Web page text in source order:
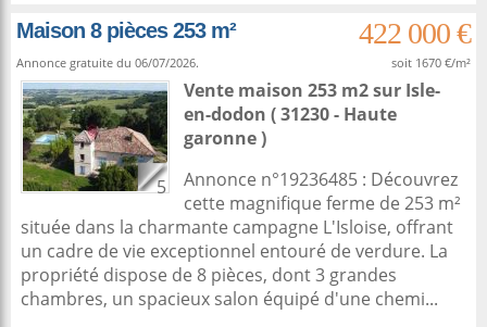
Maison 8 pièces 253 m²
422 000 €
Annonce gratuite du 06/07/2026. soit 1670 €/m²
5
Vente maison 253 m2sur Isle-
en-dodon ( 31230 - Haute
garonne )
Annonce n°19236485 : Découvrez
cette magnifique ferme de 253 m²
située dans la charmante campagne L'Isloise, offrant
un cadre de vie exceptionnel entouré de verdure. La
propriété dispose de 8 pièces, dont 3 grandes
chambres, un spacieux salon équipé d'une chemi...